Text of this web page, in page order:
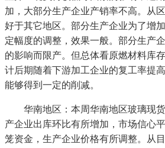
加，大部分生产企业产销率不高。从
好于其它地区。部分生产企业为了增
定幅度的调整，效果一般。部分生产
的影响而限产。但总体看原燃材料库
计后期随着下游加工企业的复工率提
能够得到一定的削减。
华南地区：本周华南地区玻璃现货
产企业出库环比有所增加，市场信心
笼资金，生产企业价格有所调整。从